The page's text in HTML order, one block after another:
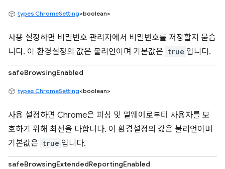
types.ChromeSetting<boolean>
사용 설정하면 비밀번호 관리자에서 비밀번호를 저장할지 묻습
니다. 이 환경설정의 값은 불리언이며 기본값은 true 입니다.
safeBrowsingEnabled
types.ChromeSetting<boolean>
사용 설정하면 Chrome은 피싱 및 멀웨어로부터 사용자를 보
호하기 위해 최선을 다합니다. 이 환경설정의 값은 불리언이며
기본값은 true 입니다.
safeBrowsingExtendedReportingEnabled